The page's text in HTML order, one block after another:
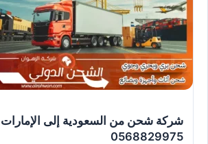
شركة شحن من السعودية إلى الإمارات |
0568829975